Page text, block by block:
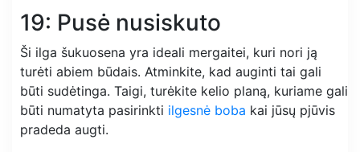
19: Pusė nusiskuto
Ši ilga šukuosena yra ideali mergaitei, kuri nori ją
turėti abiem būdais. Atminkite, kad auginti tai gali
būti sudėtinga. Taigi, turėkite kelio planą, kuriame gali
būti numatyta pasirinkti ilgesnė boba kai jūsų pjūvis
pradeda augti.